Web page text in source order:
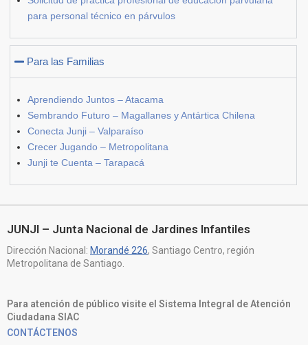
para personal técnico en párvulos
Para las Familias
Aprendiendo Juntos – Atacama
Sembrando Futuro – Magallanes y Antártica Chilena
Conecta Junji – Valparaíso
Crecer Jugando – Metropolitana
Junji te Cuenta – Tarapacá
JUNJI – Junta Nacional de Jardines Infantiles
Dirección Nacional: Morandé 226, Santiago Centro, región
Metropolitana de Santiago.
Para atención de público visite el Sistema Integral de Atención
Ciudadana SIAC
CONTÁCTENOS